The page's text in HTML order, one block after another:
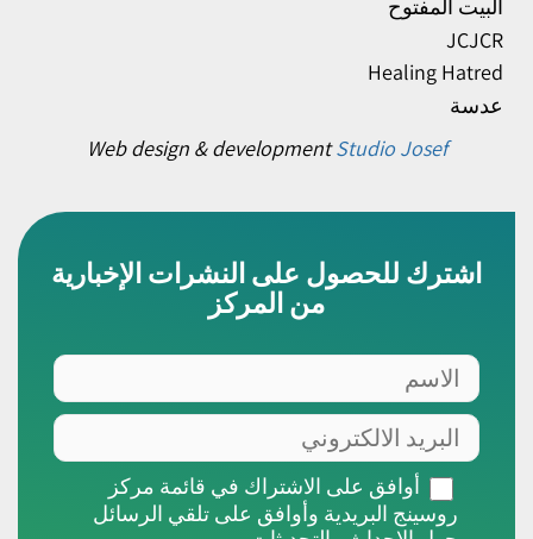
البيت المفتوح
JCJCR
Healing Hatred
عدسة
Web design & developmentStudio Josef
اشترك للحصول على النشرات الإخبارية
من المركز
الاسم
البريد
الالكتروني
أوافق
على
أوافق على الاشتراك في قائمة مركز
روسينج البريدية وأوافق على تلقي الرسائل